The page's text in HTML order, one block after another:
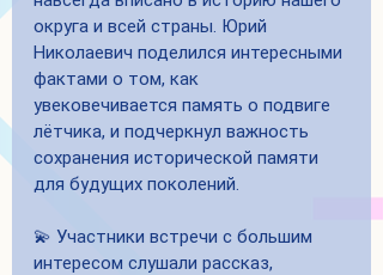
округа и всей страны. Юрий
Николаевич поделился интересными
фактами о том, как
увековечивается память о подвиге
лётчика, и подчеркнул важность
сохранения исторической памяти
для будущих поколений.
💫 Участники встречи с большим
интересом слушали рассказ,